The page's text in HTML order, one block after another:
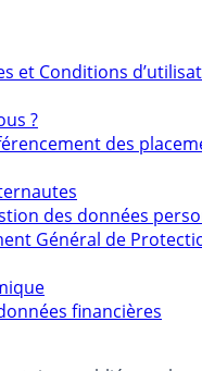
et Conditions
?
des
des données
Général de